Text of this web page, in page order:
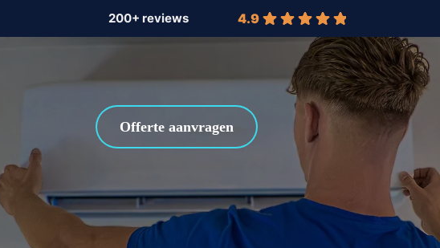
4.9
Offerte aanvragen